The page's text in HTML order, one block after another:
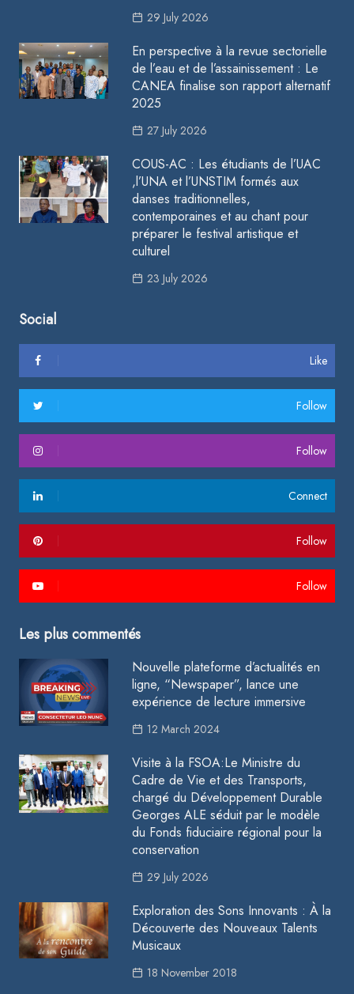
29 July 2026
En perspective à la revue sectorielle
de l’eau et de l’assainissement : Le
CANEA finalise son rapport alternatif
2025
27 July 2026
COUS-AC : Les étudiants de l’UAC
,l’UNA et l’UNSTIM formés aux
danses traditionnelles,
contemporaines et au chant pour
préparer le festival artistique et
culturel
23 July 2026
Social
Like
Follow
Follow
Connect
Follow
Follow
Les plus commentés
Nouvelle plateforme d’actualités en
ligne, “Newspaper”, lance une
expérience de lecture immersive
12 March 2024
Visite à la FSOA:Le Ministre du
Cadre de Vie et des Transports,
chargé du Développement Durable
Georges ALE séduit par le modèle
du Fonds fiduciaire régional pour la
conservation
29 July 2026
Exploration des Sons Innovants : À la
Découverte des Nouveaux Talents
Musicaux
18 November 2018